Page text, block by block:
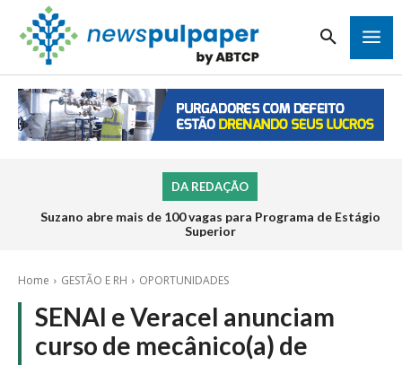
DA REDAÇÃO
Suzano abre mais de 100 vagas para Programa de Estágio
Superior
Home GESTÃO E RH OPORTUNIDADES
SENAI e Veracel anunciam
curso de mecânico(a) de